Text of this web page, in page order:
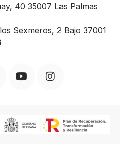
40 35007 Las Palmas
Sexmeros, 2 Bajo 37001